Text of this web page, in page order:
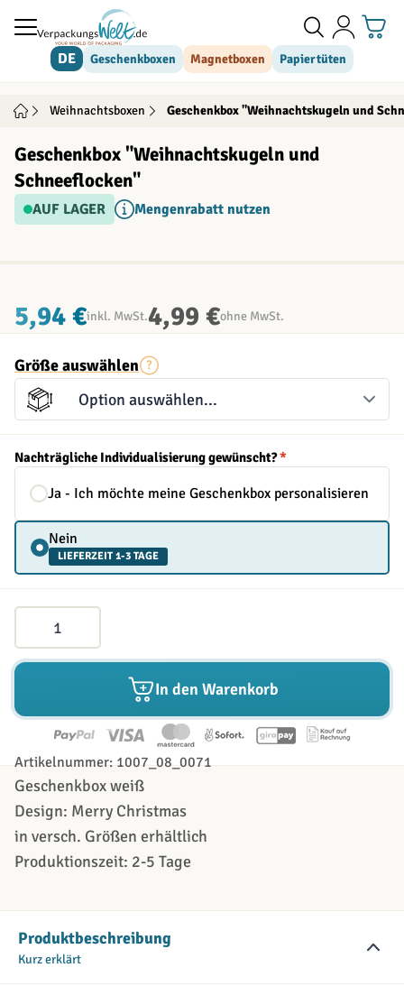
Direkt zum Inhalt
DE Geschenkboxen Magnetboxen Papiertüten
Weihnachtsboxen Geschenkbox "Weihnachtskugeln und
Geschenkbox "Weihnachtskugeln und
Schneeflocken"
AUF LAGER Mengenrabatt nutzen
Produktbeschreibung
Kurz erklärt
5,94 €inkl. MwSt.4,99 €ohne MwSt.
Größe auswählen
Nachträgliche Individualisierung gewünscht?*
Ja - Ich möchte meine Geschenkbox personalisieren
Nein
LIEFERZEIT 1-3 TAGE
In den Warenkorb
Artikelnummer: 1007_08_0071
Geschenkbox weiß
Design: Merry Christmas
in versch. Größen erhältlich
Produktionszeit: 2-5 Tage